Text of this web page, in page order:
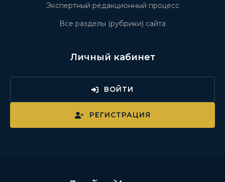
Экспертный редакционный процесс
Все разделы (рубрики) сайта
Личный кабинет
ВОЙТИ
РЕГИСТРАЦИЯ